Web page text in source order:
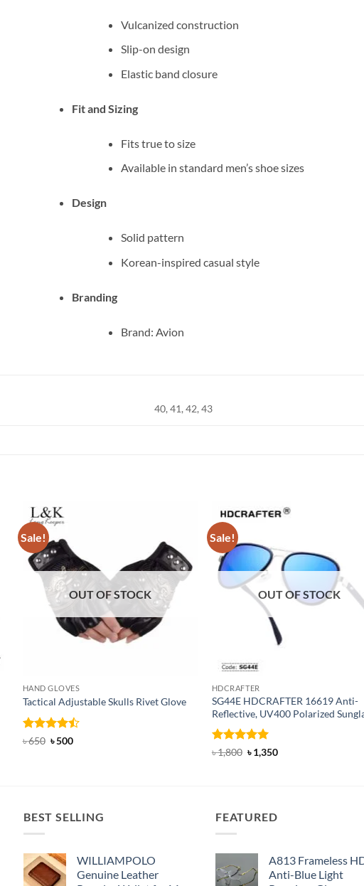
Vulcanized construction
Slip-on design
Elastic band closure
Fit and Sizing
Fits true to size
Available in standard men’s shoe sizes
Design
Solid pattern
Korean-inspired casual style
Branding
Brand: Avion
40, 41, 42, 43
Sale!
OUT OF STOCK
HAND GLOVES
Tactical Adjustable Skulls Rivet Glove
Rated4.5
৳650 Original
৳500Current
Sale!
OUT OF STOCK
HDCRAFTER
SG44E HDCRAFTER 16619 Anti-
Reflective, UV400 Polarized
Rated 4.94
৳1,800 Original
price
৳1,350Current
BEST SELLING
WILLIAMPOLO
Genuine Leather
FEATURED
A813 Frameless
Anti-Blue Light